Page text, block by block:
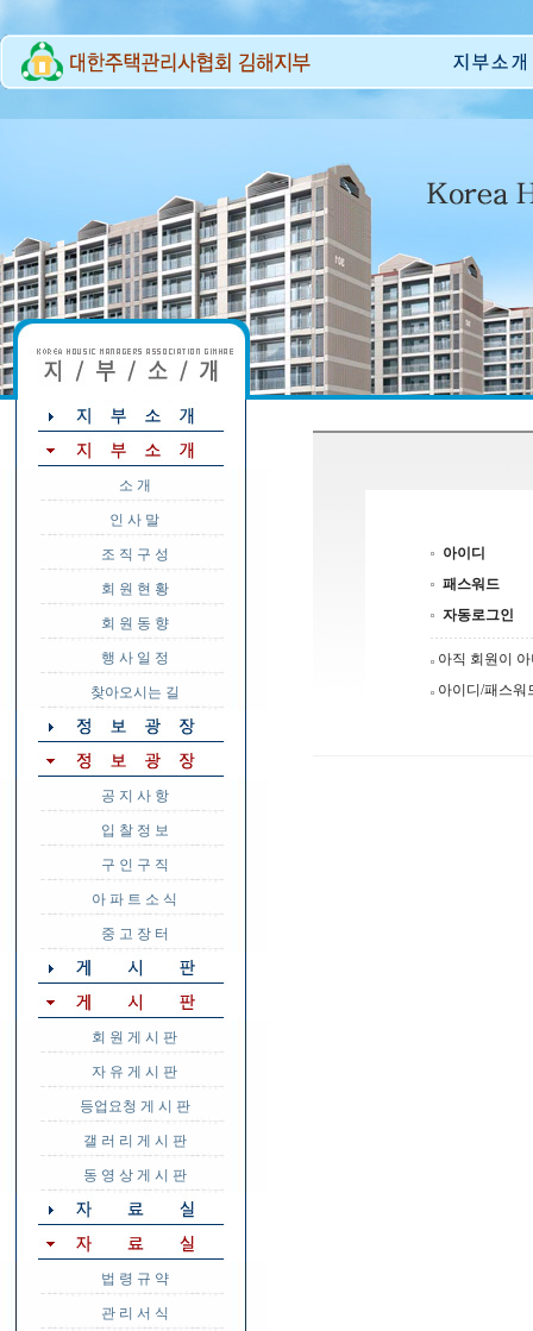
소 개
인 사 말
조 직 구 성
회 원 현 황
회 원 동 향
행 사 일 정
찾아오시는 길
공 지 사 항
입 찰 정 보
구 인 구 직
아 파 트 소 식
중 고 장 터
회 원 게 시 판
자 유 게 시 판
등업요청 게 시 판
갤 러 리 게 시 판
동 영 상 게 시 판
법 령 규 약
관 리 서 식
아이디
패스워드
자동로그인
아직 회원이
아이디/패스